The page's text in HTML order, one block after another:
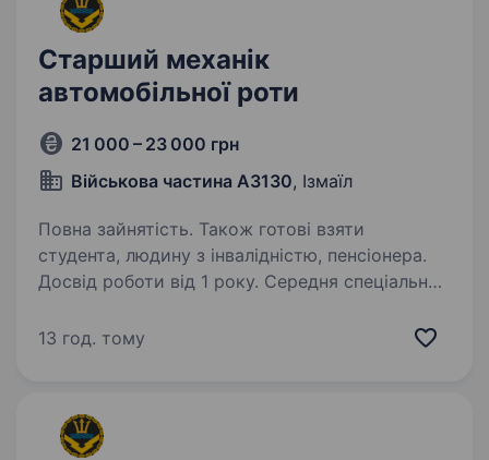
Старший механік
автомобільної роти
21 000 – 23 000 грн
Військова частина А3130, Ізмаїл
Повна зайнятість. Також готові взяти
студента, людину з інвалідністю, пенсіонера.
Досвід роботи від 1 року. Середня спеціальна
контракту Вік від 18−45 років. Середня
автомобільної техніки. Умови роботи:
Обговорюються…
13 год. тому